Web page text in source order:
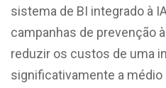
sistema de BI integrado à
campanhas de prevenção
reduzir os custos de uma
significativamente a médio